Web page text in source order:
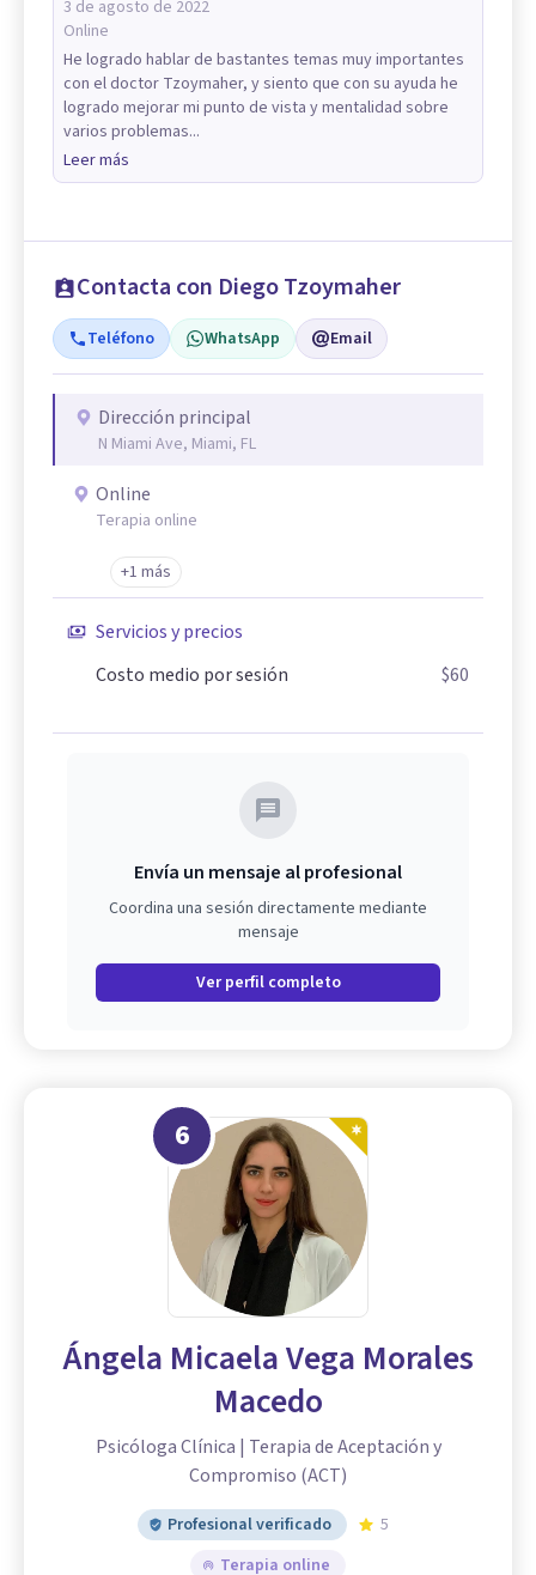
3 de agosto de 2022
Online
He logrado hablar de bastantes temas muy importantes
con el doctor Tzoymaher, y siento que con su ayuda he
logrado mejorar mi punto de vista y mentalidad sobre
varios problemas...
Leer más
Contacta con Diego Tzoymaher
Teléfono WhatsApp Email
Dirección principal
N Miami Ave, Miami, FL
Online
Terapia online
+1 más
Servicios y precios
Costo medio por sesión
$60
Envía un mensaje al profesional
Coordina una sesión directamente mediante
mensaje
Ver perfil completo
6
Ángela Micaela Vega Morales
Macedo
Psicóloga Clínica | Terapia de Aceptación y
Compromiso (ACT)
Profesional verificado
5
Terapia online